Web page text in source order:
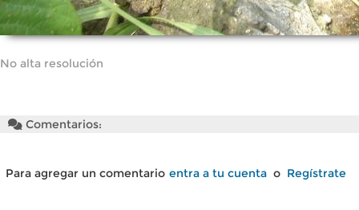
No alta resolución
Comentarios:
Para agregar un comentario entra a tu cuenta o Regístrate